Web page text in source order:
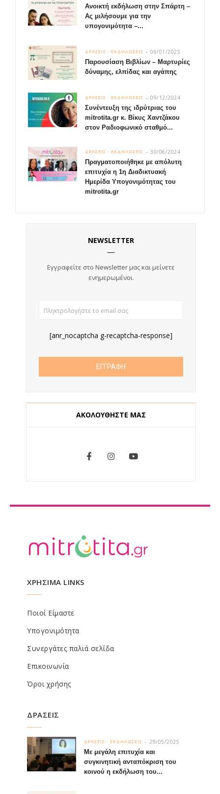
Ανοικτή εκδήλωση στην Σπάρτη –
Ας μιλήσουμε για την
υπογονιμότητα –...
Παρουσίαση Βιβλίων – Μαρτυρίες
δύναμης, ελπίδας και αγάπης
ΔΡΑΣΕΙΣ - ΕΚΔΗΛΩΣΕΙΣ 06/01/2025
Συνέντευξη της ιδρύτριας του
mitrotita.gr κ. Βίκυς Χαντζάκου
στον Ραδιοφωνικό σταθμό...
ΔΡΑΣΕΙΣ - ΕΚΔΗΛΩΣΕΙΣ 09/12/2024
Πραγματοποιήθηκε με απόλυτη
επιτυχία η 1η Διαδικτυακή
Ημερίδα Υπογονιμότητας του
mitrotita.gr
ΔΡΑΣΕΙΣ - ΕΚΔΗΛΩΣΕΙΣ 30/06/2024
NEWSLETTER
Εγγραφείτε στο Newsletter μας καιμείνετε
ενημερωμένοι.
[anr_nocaptcha g-recaptcha-response]
ΑΚΟΛΟΥΘΗΣΤΕ ΜΑΣ
ΧΡΗΣΙΜΑ LINKS
Ποιοί Είμαστε
Υπογονιμότητα
Συνεργάτες παλιά σελίδα
Επικοινωνία
Όροι χρήσης
ΔΡΑΣΕΙΣ
Με μεγάλη επιτυχία και
συγκινητική ανταπόκριση του
κοινού η εκδήλωση του...
ΔΡΑΣΕΙΣ - ΕΚΔΗΛΩΣΕΙΣ 29/05/2025